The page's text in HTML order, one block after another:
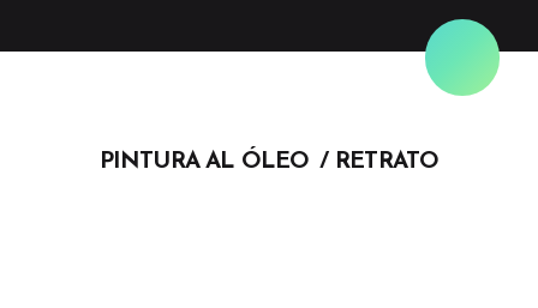
PINTURA AL ÓLEO RETRATO